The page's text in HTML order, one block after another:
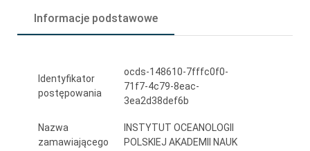
statek
„OCEANIA”
Informacje podstawowe
Identyfikator
postępowania
ocds-148610-7fffc0f0-
71f7-4c79-8eac-
3ea2d38def6b
Nazwa
zamawiającego
INSTYTUT OCEANOLOGII
POLSKIEJ AKADEMII NAUK